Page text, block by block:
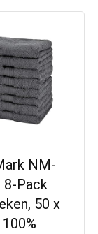
NM-
8-Pack
50 x